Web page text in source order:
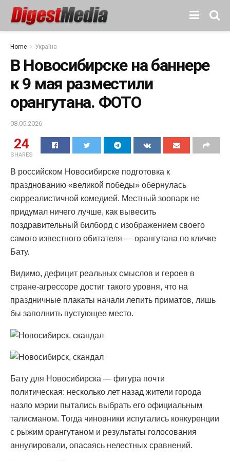
Home Україна
В Новосибирске на баннере
к 9 мая разместили
орангутана. ФОТО
08.05.2026
24
SHARES
В российском Новосибирске подготовка к
празднованию «великой победы» обернулась
сюрреалистичной комедией. Местный зоопарк не
придумал ничего лучше, как вывесить
поздравительный билборд с изображением своего
самого известного обитателя — орангутана по кличке
Бату.
Видимо, дефицит реальных смыслов и героев в
стране-агрессоре достиг такого уровня, что на
праздничные плакаты начали лепить приматов, лишь
бы заполнить пустующее место.
Бату для Новосибирска — фигура почти
политическая: несколько лет назад жители города
назло мэрии пытались выбрать его официальным
талисманом. Тогда чиновники испугались конкуренции
с рыжим орангутаном и результаты голосования
аннулировали, опасаясь нелестных сравнений.